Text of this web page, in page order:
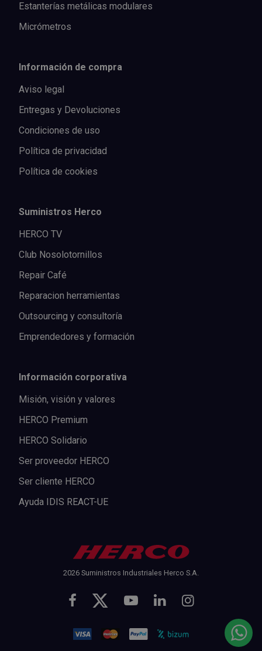
Estanterías metálicas modulares
Micrómetros
Información de compra
Aviso legal
Entregas y Devoluciones
Condiciones de uso
Política de privacidad
Política de cookies
Suministros Herco
HERCO TV
Club Nosolotornillos
Repair Café
Reparacion herramientas
Outsourcing y consultoría
Emprendedores y formación
Información corporativa
Misión, visión y valores
HERCO Premium
HERCO Solidario
Ser proveedor HERCO
Ser cliente HERCO
Ayuda IDIS REACT-UE
2026 Suministros Industriales Herco S.A.